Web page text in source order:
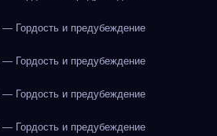
Гордость и предубеждение
Гордость и предубеждение
Гордость и предубеждение
Гордость и предубеждение